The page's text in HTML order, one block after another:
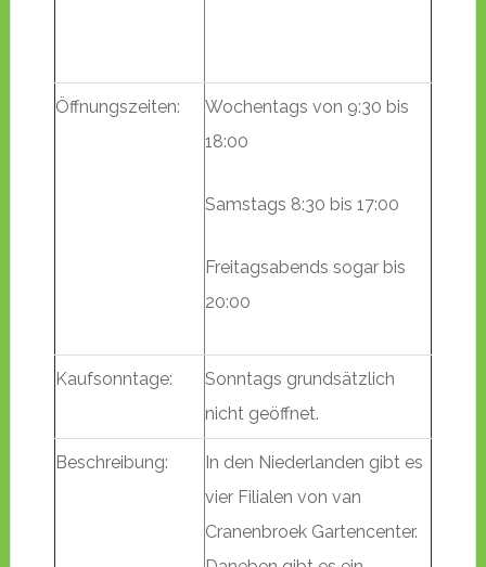
Öffnungszeiten:
Wochentags von 9:30 bis
18:00
Samstags 8:30 bis 17:00
Freitagsabends sogar bis
20:00
Kaufsonntage:
Sonntags grundsätzlich
nicht geöffnet.
Beschreibung:
In den Niederlanden gibt es
vier Filialen von van
Cranenbroek Gartencenter.